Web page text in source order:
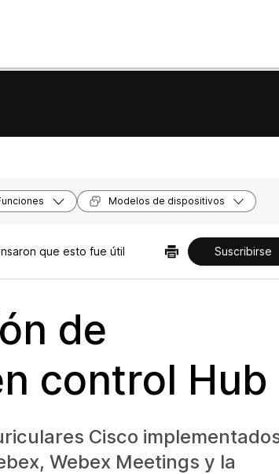
Modelos de dispositivos
que esto fue útil Suscribirse
de
control Hub
Cisco
Webex Meetings y la